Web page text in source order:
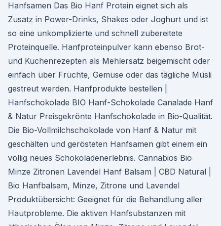
Hanfsamen Das Bio Hanf Protein eignet sich als
Zusatz in Power-Drinks, Shakes oder Joghurt und ist
so eine unkomplizierte und schnell zubereitete
Proteinquelle. Hanfproteinpulver kann ebenso Brot-
und Kuchenrezepten als Mehlersatz beigemischt oder
einfach über Früchte, Gemüse oder das tägliche Müsli
gestreut werden. Hanfprodukte bestellen |
Hanfschokolade BIO Hanf-Schokolade Canalade Hanf
& Natur Preisgekrönte Hanfschokolade in Bio-Qualität.
Die Bio-Vollmilchschokolade von Hanf & Natur mit
geschälten und gerösteten Hanfsamen gibt einem ein
völlig neues Schokoladenerlebnis. Cannabios Bio
Minze Zitronen Lavendel Hanf Balsam | CBD Natural |
Bio Hanfbalsam, Minze, Zitrone und Lavendel
Produktübersicht: Geeignet für die Behandlung aller
Hautprobleme. Die aktiven Hanfsubstanzen mit